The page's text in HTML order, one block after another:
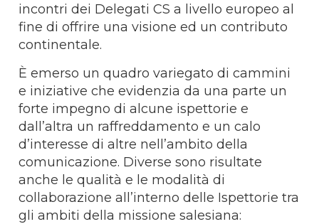
incontri dei Delegati CS a livello europeo al
fine di offrire una visione ed un contributo
continentale.
È emerso un quadro variegato di cammini
e iniziative che evidenzia da una parte un
forte impegno di alcune ispettorie e
dall’altra un raffreddamento e un calo
d’interesse di altre nell’ambito della
comunicazione. Diverse sono risultate
anche le qualità e le modalità di
collaborazione all’interno delle Ispettorie tra
gli ambiti della missione salesiana: